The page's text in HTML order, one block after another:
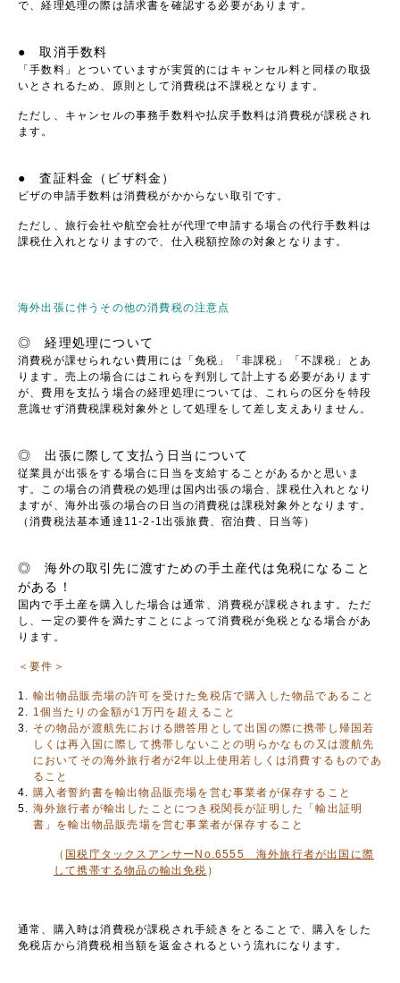
で、経理処理の際は請求書を確認する必要があります。
● 取消手数料
「手数料」とついていますが実質的にはキャンセル料と同様の取扱
いとされるため、原則として消費税は不課税となります。
ただし、キャンセルの事務手数料や払戻手数料は消費税が課税され
ます。
● 査証料金（ビザ料金）
ビザの申請手数料は消費税がかからない取引です。
ただし、旅行会社や航空会社が代理で申請する場合の代行手数料は
課税仕入れとなりますので、仕入税額控除の対象となります。
海外出張に伴うその他の消費税の注意点
◎ 経理処理について
消費税が課せられない費用には「免税」「非課税」「不課税」とあ
ります。売上の場合にはこれらを判別して計上する必要があります
が、費用を支払う場合の経理処理については、これらの区分を特段
意識せず消費税課税対象外として処理をして差し支えありません。
◎ 出張に際して支払う日当について
従業員が出張をする場合に日当を支給することがあるかと思いま
す。この場合の消費税の処理は国内出張の場合、課税仕入れとなり
ますが、海外出張の場合の日当の消費税は課税対象外となります。
（消費税法基本通達11-2-1出張旅費、宿泊費、日当等）
◎ 海外の取引先に渡すための手土産代は免税になること
がある！
国内で手土産を購入した場合は通常、消費税が課税されます。ただ
し、一定の要件を満たすことによって消費税が免税となる場合があ
ります。
＜要件＞
輸出物品販売場の許可を受けた免税店で購入した物品であること
1個当たりの金額が1万円を超えること
その物品が渡航先における贈答用として出国の際に携帯し帰国若
しくは再入国に際して携帯しないことの明らかなもの又は渡航先
においてその海外旅行者が2年以上使用若しくは消費するものであ
ること
購入者誓約書を輸出物品販売場を営む事業者が保存すること
海外旅行者が輸出したことにつき税関長が証明した「輸出証明
書」を輸出物品販売場を営む事業者が保存すること
（ 国税庁タックスアンサーNo.6555 海外旅行者が出国に際
して携帯する物品の輸出免税 ）
通常、購入時は消費税が課税され手続きをとることで、購入をした
免税店から消費税相当額を返金されるという流れになります。